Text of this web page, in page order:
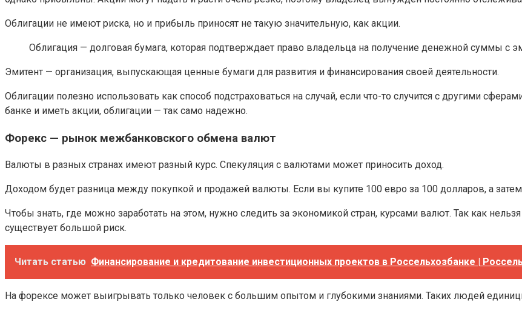
Облигации не имеют риска, но и прибыль приносят не такую значительную, как акции.
Облигация — долговая бумага, которая подтверждает право владельца на получение денежной суммы с
Эмитент — организация, выпускающая ценные бумаги для развития и финансирования своей деятельности.
Облигации полезно использовать как способ подстраховаться на случай, если что-то случится с другими
банке и иметь акции, облигации — так само надежно.
Форекс — рынок межбанковского обмена валют
Валюты в разных странах имеют разный курс. Спекуляция с валютами может приносить доход.
Доходом будет разница между покупкой и продажей валюты. Если вы купите 100 евро за 100 долларов, а
Чтобы знать, где можно заработать на этом, нужно следить за экономикой стран, курсами валют. Так как
существует большой риск.
Читать статью Финансирование и кредитование инвестиционных проектов в Россельхозбанке |
На форексе может выигрывать только человек с большим опытом и глубокими знаниями. Таких людей